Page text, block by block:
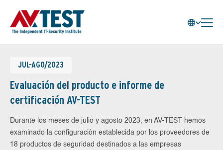
JUL-AGO/2023
Evaluación del producto e informe de
certificación AV-TEST
Durante los meses de julio y agosto 2023, en AV-TEST hemos
examinado la configuración establecida por los proveedores de
18 productos de seguridad destinados a las empresas